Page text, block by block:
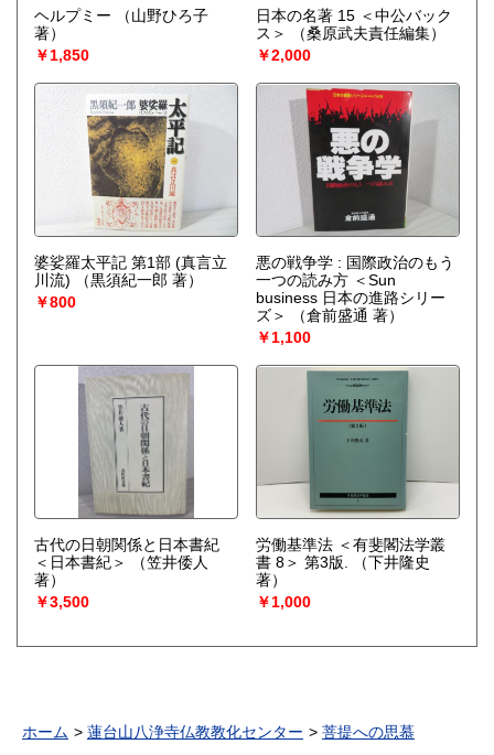
ヘルプミー
（山野ひろ子
著）
￥1,850
日本の名著 15 ＜中公バック
ス＞
（桑原武夫責任編集）
￥2,000
婆娑羅太平記 第1部 (真言立
川流)
（黒須紀一郎 著）
￥800
悪の戦争学 : 国際政治のもう
一つの読み方 ＜Sun
business 日本の進路シリー
ズ＞
（倉前盛通 著）
￥1,100
古代の日朝関係と日本書紀
＜日本書紀＞
（笠井倭人
著）
￥3,500
労働基準法 ＜有斐閣法学叢
書 8＞ 第3版.
（下井隆史
著）
￥1,000
ホーム 蓮台山八浄寺仏教教化センター 菩提への思慕